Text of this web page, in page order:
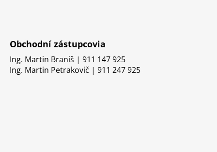
Obchodní zástupcovia
Ing. Martin Braniš | 911 147 925
Ing. Martin Petrakovič | 911 247 925